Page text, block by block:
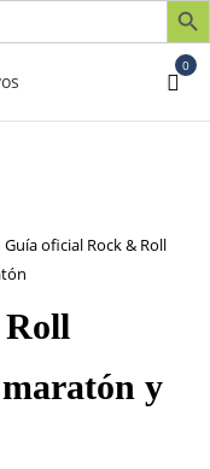
0
Guía oficial Rock & Roll
y